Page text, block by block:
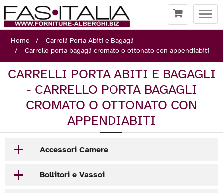
Home
Carrelli Porta Abiti e Bagagli
Carrello porta bagagli cromato o ottonato con appendiabiti
CARRELLI PORTA ABITI E BAGAGLI
- CARRELLO PORTA BAGAGLI
CROMATO O OTTONATO CON
APPENDIABITI
Accessori Camere
Bollitori e Vassoi